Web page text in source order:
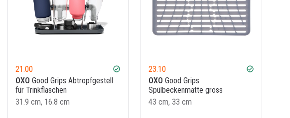
21.00 check_circle
OXO Good Grips Abtropfgestell
für Trinkflaschen
31.9 cm, 16.8 cm
23.10 check_circle
OXO Good Grips
Spülbeckenmatte gross
43 cm, 33 cm